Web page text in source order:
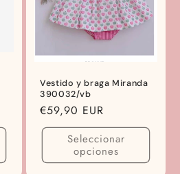
Vestido y braga Miranda
390032/vb
Precio
habitual
€59,90 EUR
Seleccionar
opciones